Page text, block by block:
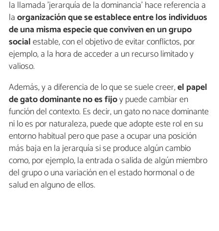
la llamada 'jerarquía de la dominancia' hace referencia a
laorganización que se establece entre los individuos
de una misma especie que conviven en un grupo
socialestable, con el objetivo de evitar conflictos, por
ejemplo, a la hora de acceder a un recurso limitado y
valioso.
Además, y a diferencia de lo que se suele creer,el papel
de gato dominante no es fijoy puede cambiar en
función del contexto. Es decir, un gato no nace dominante
ni lo es por naturaleza, puede que adopte este rol en su
entorno habitual pero que pase a ocupar una posición
más baja en la jerarquía si se produce algún cambio
como, por ejemplo, la entrada o salida de algún miembro
del grupo o una variación en el estado hormonal o de
salud en alguno de ellos.